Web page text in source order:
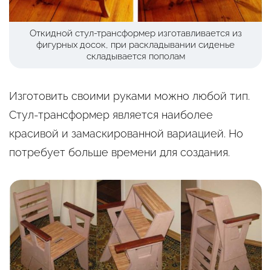
Откидной стул-трансформер изготавливается из
фигурных досок, при раскладывании сиденье
складывается пополам
Изготовить своими руками можно любой тип.
Стул-трансформер является наиболее
красивой и замаскированной вариацией. Но
потребует больше времени для создания.